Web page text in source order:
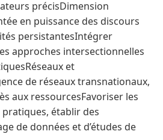
précisDimension
en puissance des discours
persistantesIntégrer
approches intersectionnelles
et
de réseaux transnationaux,
aux ressourcesFavoriser les
établir des
de données et d’études de